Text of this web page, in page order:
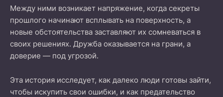
Между ними возникает напряжение, когда секреты
прошлого начинают всплывать на поверхность, а
новые обстоятельства заставляют их сомневаться в
своих решениях. Дружба оказывается на грани, а
доверие — под угрозой.
Эта история исследует, как далеко люди готовы зайти,
чтобы искупить свои ошибки, и как предательство